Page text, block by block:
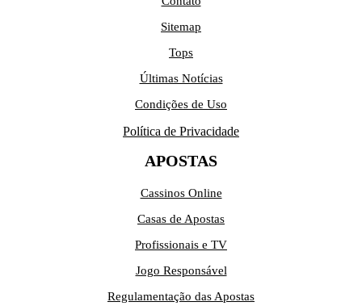
Sitemap
Tops
Últimas Notícias
Condições de Uso
Política de Privacidade
APOSTAS
Cassinos Online
Casas de Apostas
Profissionais e TV
Jogo Responsável
Regulamentação das Apostas